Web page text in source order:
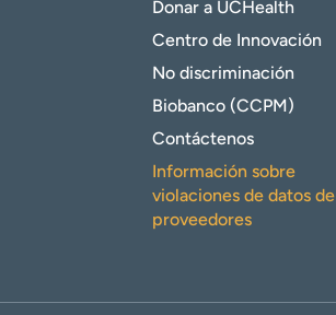
Donar a UCHealth
Centro de Innovación
No discriminación
Biobanco (CCPM)
Contáctenos
Información sobre
violaciones de datos de
proveedores